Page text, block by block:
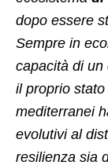
dopo essere
Sempre in
capacità di un
il proprio
mediterranei
evolutivi al
resilienza sia